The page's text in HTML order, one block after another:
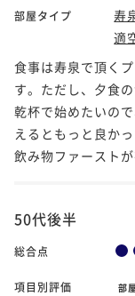
部屋タイプ
寿
適
食事は寿泉で頂く
す。ただし、夕食
乾杯で始めたいの
えるともっと良か
飲み物ファーストが
50代後半
総合点
項目別評価 部